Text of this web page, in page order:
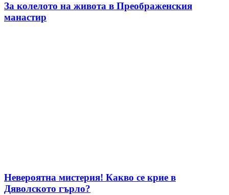
За колелото на живота в Преображенския
манастир
Невероятна мистерия! Какво се крие в
Дяволското гърло?